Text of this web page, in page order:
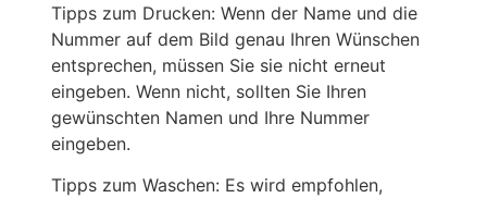
Tipps zum Drucken: Wenn der Name und die
Nummer auf dem Bild genau Ihren Wünschen
entsprechen, müssen Sie sie nicht erneut
eingeben. Wenn nicht, sollten Sie Ihren
gewünschten Namen und Ihre Nummer
eingeben.
Tipps zum Waschen: Es wird empfohlen,